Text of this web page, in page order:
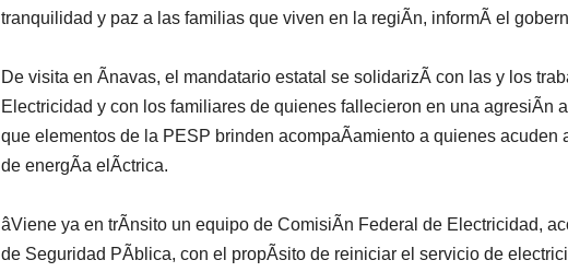
tranquilidad y paz a las familias que viven en la regiÃn, informÃ el
De visita en Ãnavas, el mandatario estatal se solidarizÃ con las y los
Electricidad y con los familiares de quienes fallecieron en una agresiÃn
que elementos de la PESP brinden acompaÃamiento a quienes
de energÃa elÃctrica.
âViene ya en trÃnsito un equipo de ComisiÃn Federal de Electricidad,
de Seguridad PÃblica, con el propÃsito de reiniciar el servicio de